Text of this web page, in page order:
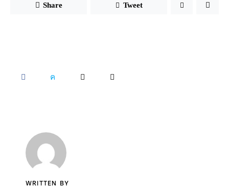
Share Tweet
SHARE SHARE SHARE COPY
WRITTEN BY